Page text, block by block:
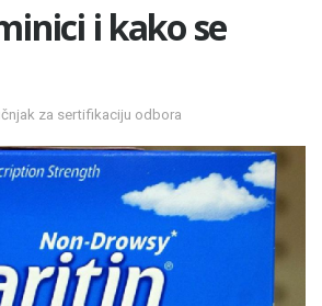
i kako se
za sertifikaciju odbora